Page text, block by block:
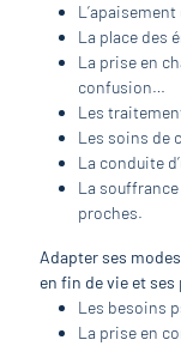
La place des
La prise en
confusion…
Les
Les soins de
La conduite
La
proches.
Adapter ses
en fin de vie et ses
Les besoins
La prise en